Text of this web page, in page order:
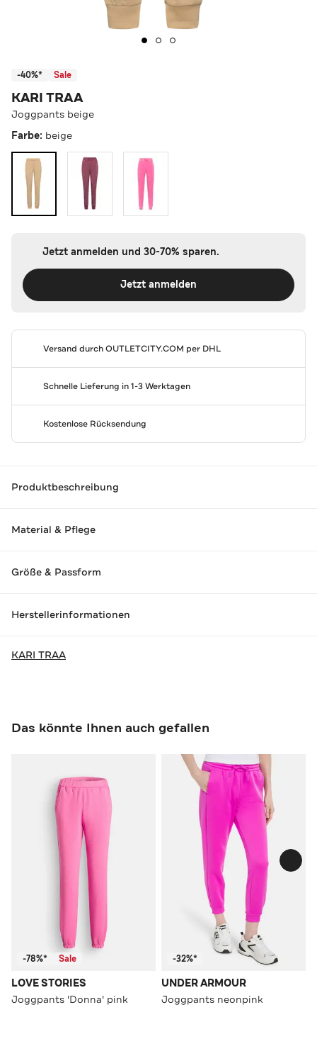
-40%* Sale
KARI TRAA
Joggpants beige
Farbe: beige
Jetzt anmelden und 30-70% sparen.
Jetzt anmelden
Versand durchOUTLETCITY.COM per DHL
Schnelle Lieferung in 1-3 Werktagen
Kostenlose Rücksendung
Produktbeschreibung
Material & Pflege
Größe & Passform
Herstellerinformationen
KARI TRAA
Das könnte Ihnen auch gefallen
-78%* Sale
LOVE STORIES
Joggpants 'Donna' pink
-32%*
UNDER ARMOUR
Joggpants neonpink